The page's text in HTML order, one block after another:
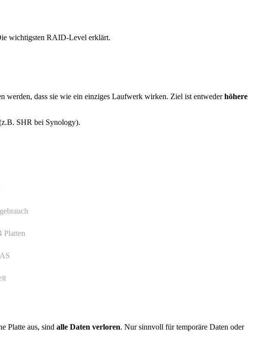
wichtigsten RAID-Level erklärt.
werden, dass sie wie ein einziges Laufwerk wirken. Ziel ist entwederhöhere
SHR bei Synology).
Platten
Platte aus, sind alle Daten verloren. Nur sinnvoll für temporäre Daten oder